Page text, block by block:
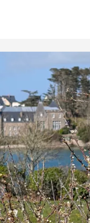
aux favoris